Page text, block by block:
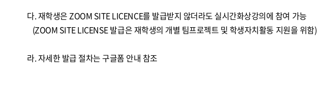
다. 재학생은 ZOOM SITE LICENCE를 발급받지 않더라도 실시간화상강의에 참여 가능
(ZOOM SITE LICENSE 발급은 재학생의 개별 팀프로젝트 및 학생자치활동 지원을 위함)
라. 자세한 발급 절차는 구글폼 안내 참조